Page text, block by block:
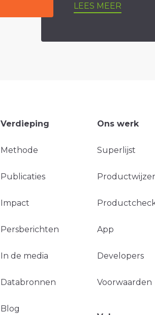
LEES MEER
Verdieping
Methode
Publicaties
Impact
Persberichten
In de media
Databronnen
Blog
Ons werk
Superlijst
App
Developers
Voorwaarden